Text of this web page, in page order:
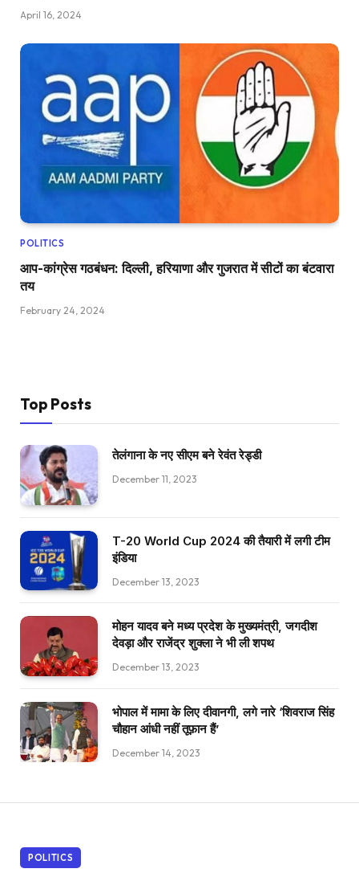
April 16, 2024
POLITICS
आप-कांग्रेस गठबंधन: दिल्ली, हरियाणा और गुजरात में सीटों का बंटवारा
तय
February 24, 2024
Top Posts
तेलंगाना के नए सीएम बने रेवंत रेड्डी
December 11, 2023
T-20 World Cup 2024 की तैयारी में लगी टीम
इंडिया
December 13, 2023
मोहन यादव बने मध्य प्रदेश के मुख्यमंत्री, जगदीश
देवड़ा और राजेंद्र शुक्ला ने भी ली शपथ
December 13, 2023
भोपाल में मामा के लिए दीवानगी, लगे नारे ‘शिवराज सिंह
चौहान आंधी नहीं तूफ़ान हैं’
December 14, 2023
POLITICS